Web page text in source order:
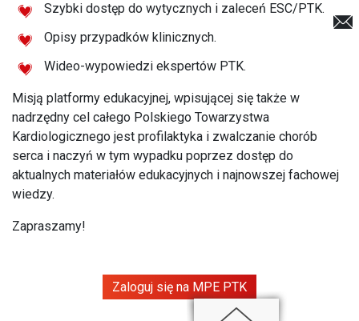
Szybki dostęp do wytycznych i zaleceń ESC/PTK.
Opisy przypadków klinicznych.
Wideo-wypowiedzi ekspertów PTK.
Misją platformy edukacyjnej, wpisującej się także w
nadrzędny cel całego Polskiego Towarzystwa
Kardiologicznego jest profilaktyka i zwalczanie chorób
serca i naczyń w tym wypadku poprzez dostęp do
aktualnych materiałów edukacyjnych i najnowszej fachowej
wiedzy.
Zapraszamy!
Zaloguj się na MPE PTK